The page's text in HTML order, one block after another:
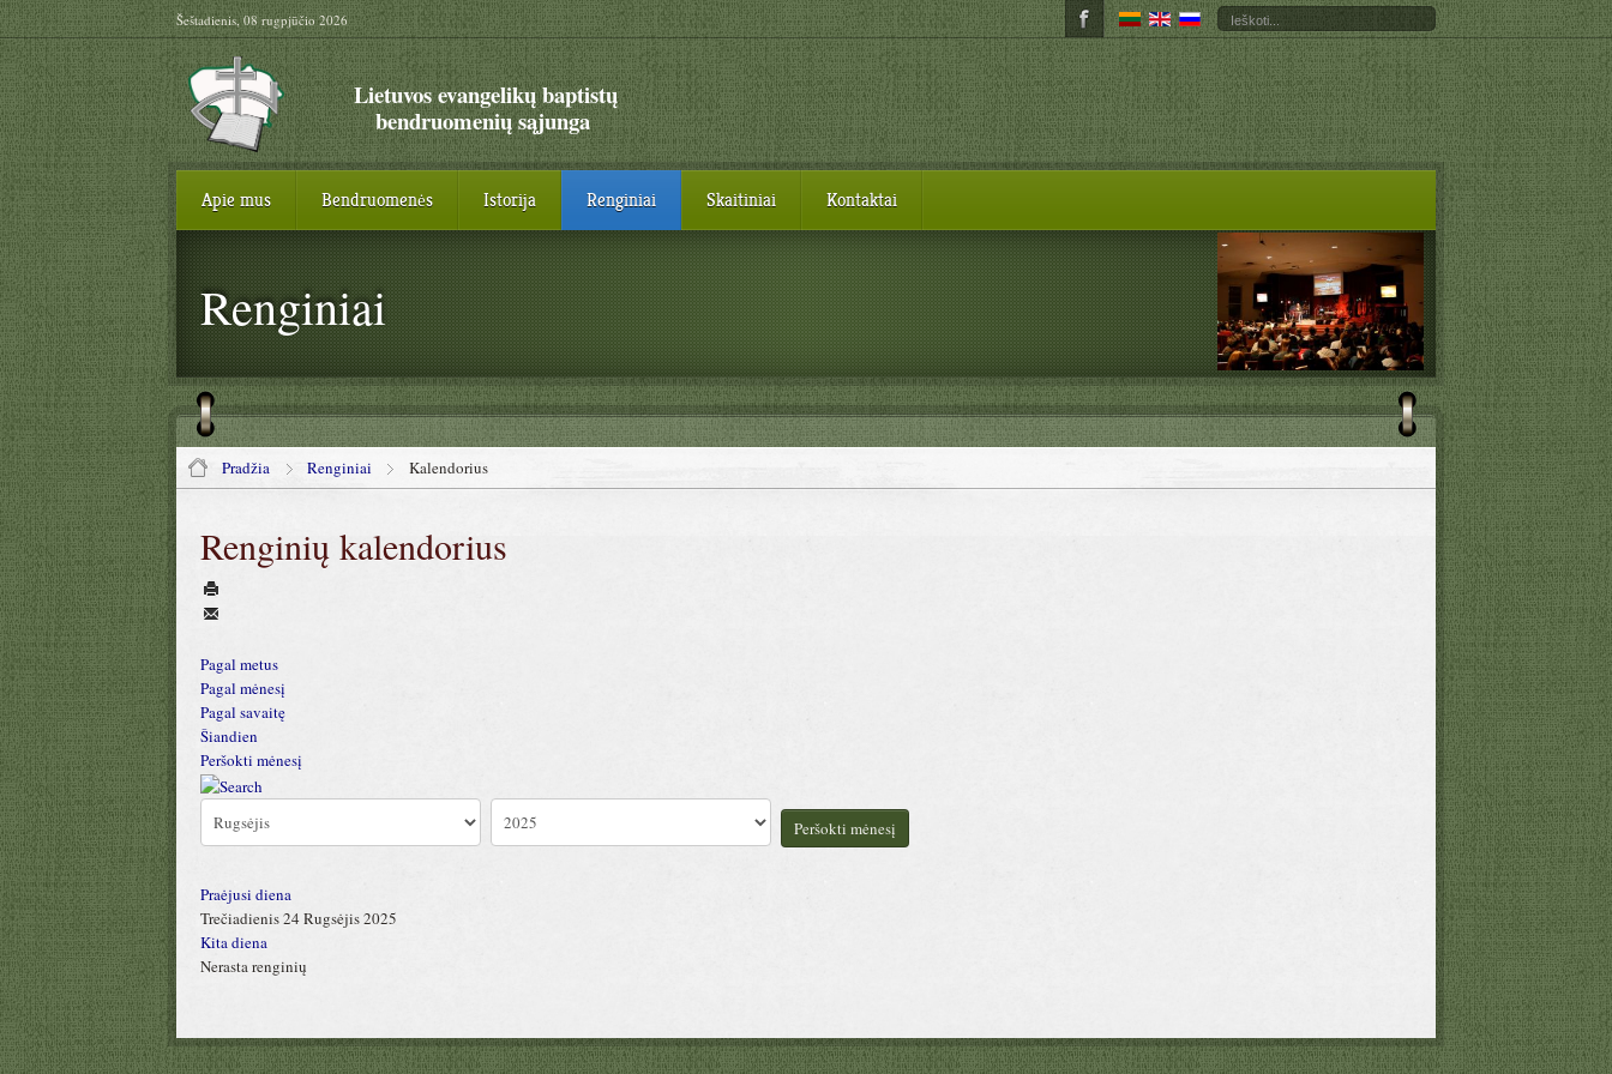
Šeštadienis, 08 rugpjūčio 2026
Lietuvos evangelikų baptistų
bendruomenių sąjunga
Apie mus Bendruomenės Istorija Renginiai Skaitiniai Kontaktai
Renginiai
Pradžia Renginiai Kalendorius
Renginių kalendorius
Pagal metus
Pagal mėnesį
Pagal savaitę
Šiandien
Peršokti mėnesį
Peršokti mėnesį
Praėjusi diena
Trečiadienis 24 Rugsėjis 2025
Kita diena
Nerasta renginių